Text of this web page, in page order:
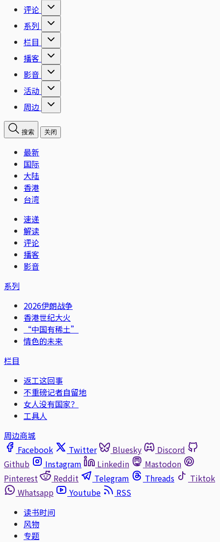
评论
系列
栏目
播客
影音
活动
周边
搜索 关闭
最新
国际
大陆
香港
台湾
速递
解读
评论
播客
影音
系列
2026伊朗战争
香港世纪大火
“中国有稀土”
情色的未来
栏目
返工这回事
不重磅记者自留地
女人没有国家？
工具人
周边商城
Facebook
Twitter Bluesky
Discord
Github
Instagram Linkedin
Mastodon
Pinterest
Reddit Telegram Threads
Tiktok
Whatsapp
Youtube
RSS
读书时间
风物
专题